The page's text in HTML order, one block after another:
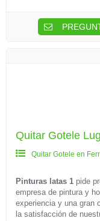
Quitar Gotele
Quitar Gotele en
Pinturas latas 1 pide
empresa de pintura y
experiencia y una gran
la satisfacción de